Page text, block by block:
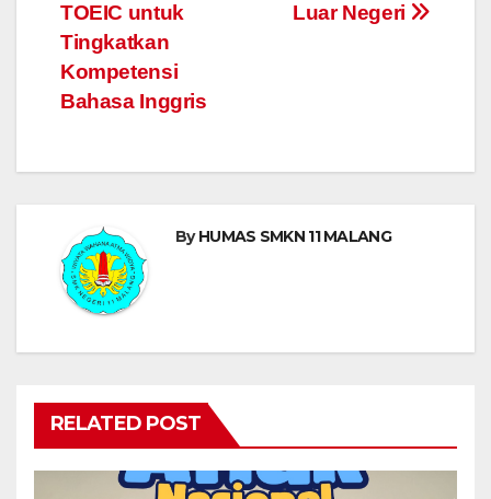
Luar Negeri
TOEIC untuk
Tingkatkan
Kompetensi
Bahasa Inggris
ByHUMAS SMKN 11 MALANG
RELATED POST